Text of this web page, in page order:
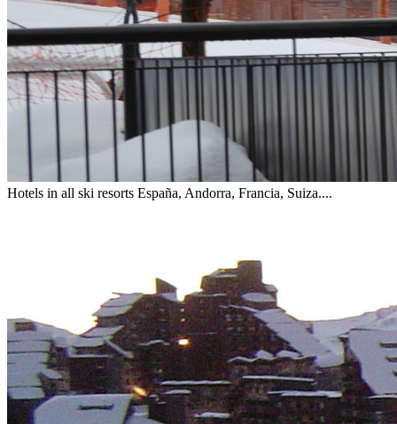
Hotels in all ski resorts España, Andorra, Francia, Suiza....